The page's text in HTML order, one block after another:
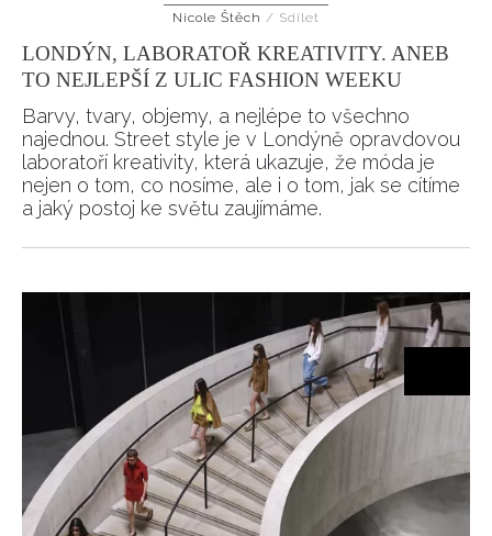
Nicole Štěch / Sdílet
LONDÝN, LABORATOŘ KREATIVITY. ANEB
TO NEJLEPŠÍ Z ULIC FASHION WEEKU
Barvy, tvary, objemy, a nejlépe to všechno
najednou. Street style je v Londýně opravdovou
laboratoří kreativity, která ukazuje, že móda je
nejen o tom, co nosíme, ale i o tom, jak se cítíme
a jaký postoj ke světu zaujímáme.